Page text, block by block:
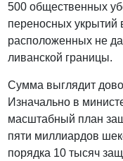
500 общественных
переносных укрытий
расположенных не
ливанской границы.
Сумма выглядит
Изначально в
масштабный план
пяти миллиардов
порядка 10 тысяч